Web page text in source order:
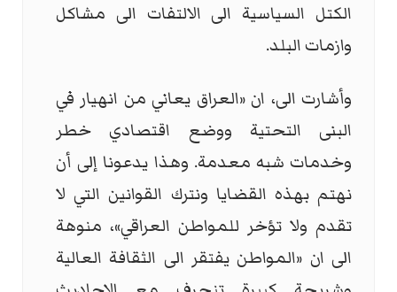
الكتل السياسية الى الالتفات الى مشاكل
وازمات البلد.
وأشارت الى، ان «العراق يعاني من انهيار في
البنى التحتية ووضع اقتصادي خطر
وخدمات شبه معدمة. وهذا يدعونا إلى أن
نهتم بهذه القضايا ونترك القوانين التي لا
تقدم ولا تؤخر للمواطن العراقي»، منوهة
الى ان «المواطن يفتقر الى الثقافة العالية